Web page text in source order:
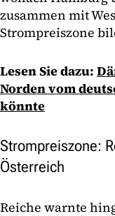
zusammen mit
Strompreiszone
Lesen Sie dazu:
Norden vom
könnte
Strompreiszone:
Österreich
Reiche warnte